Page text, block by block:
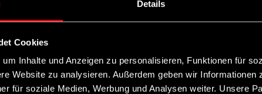
Details
Cookies
Inhalte und Anzeigen zu personalisieren, Funktionen für
Website zu analysieren. Außerdem geben wir Informationen
für soziale Medien, Werbung und Analysen weiter. Unsere